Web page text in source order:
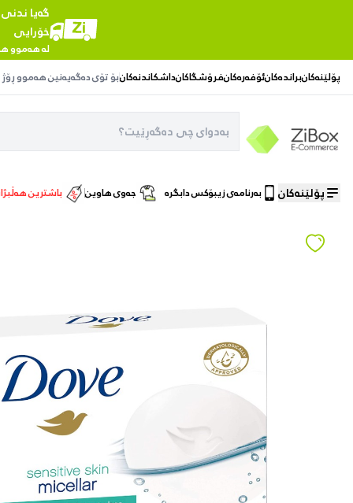
گەیا ندنی
خۆرایی
لە هەموو
پۆلێنەکانبراندەکانئۆفەرەکانفرۆشگاکانداشکاندنەکانبۆ تۆی دەگەیەنینهەموو ڕۆژ
پۆلێنەکان بەرنامەی زیبۆکس دابگرە جەوی هاوین باشترین ماڵەوە/سابوون/
Dove Micellar Cream Bar 90gr